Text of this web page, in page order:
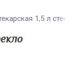
1,5 л